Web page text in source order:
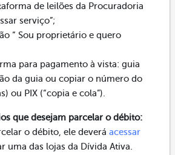
de leilões da Procuradoria
serviço”;
“ Sou proprietário e quero
para pagamento à vista: guia
da guia ou copiar o número do
ou PIX (“copia e cola”).
que desejam parcelar o débito:
o débito, ele deverá acessar
uma das lojas da Dívida Ativa.